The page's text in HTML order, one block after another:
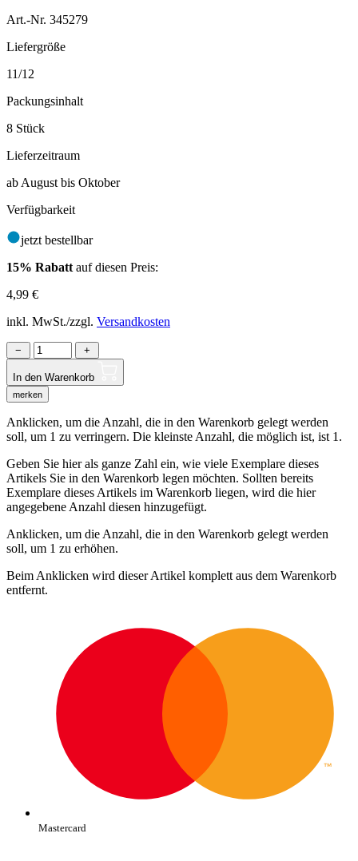
Art.-Nr. 345279
Liefergröße
11/12
Packungsinhalt
8 Stück
Lieferzeitraum
ab August bis Oktober
Verfügbarkeit
jetzt bestellbar
15% Rabatt auf diesen Preis:
4,99 €
inkl. MwSt./zzgl. Versandkosten
− +
In den Warenkorb
merken
Anklicken, um die Anzahl, die in den Warenkorb gelegt werden
soll, um 1 zu verringern. Die kleinste Anzahl, die möglich ist, ist 1.
Geben Sie hier als ganze Zahl ein, wie viele Exemplare dieses
Artikels Sie in den Warenkorb legen möchten. Sollten bereits
Exemplare dieses Artikels im Warenkorb liegen, wird die hier
angegebene Anzahl diesen hinzugefügt.
Anklicken, um die Anzahl, die in den Warenkorb gelegt werden
soll, um 1 zu erhöhen.
Beim Anklicken wird dieser Artikel komplett aus dem Warenkorb
entfernt.
Mastercard